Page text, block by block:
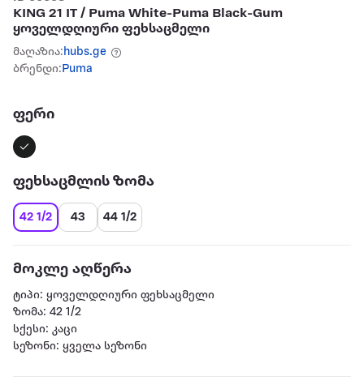
KING 21 IT / Puma White-Puma Black-Gum
ყოველდღიური ფეხსაცმელი
მაღაზია:hubs.ge
ბრენდი:Puma
ფერი
ფეხსაცმლის ზომა
42 1/2 43 44 1/2
მოკლე აღწერა
ტიპი: ყოველდღიური ფეხსაცმელი
ზომა: 42 1/2
სქესი: კაცი
სეზონი: ყველა სეზონი